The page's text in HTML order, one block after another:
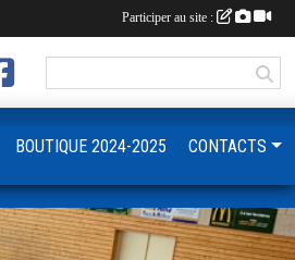
BOUTIQUE 2024-2025 CONTACTS
Participer au site :